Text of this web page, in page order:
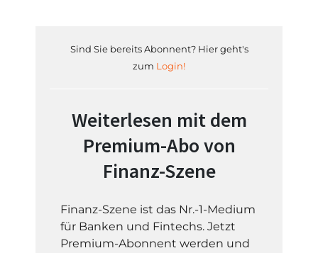
Sind Sie bereits Abonnent? Hier geht's
zum Login!
Weiterlesen mit dem
Premium-Abo von
Finanz-Szene
Finanz-Szene ist das Nr.-1-Medium
für Banken und Fintechs. Jetzt
Premium-Abonnent werden und